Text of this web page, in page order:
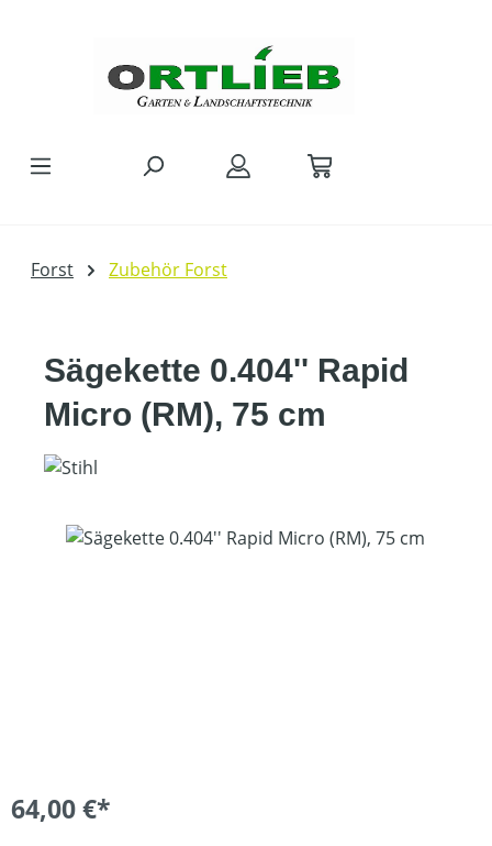
Forst Zubehör Forst
Sägekette 0.404'' Rapid
Micro (RM), 75 cm
Bildergalerie überspringen
64,00 €*